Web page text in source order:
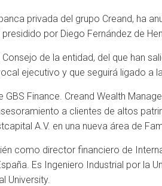
privada del grupo Creand, ha
por Diego Fernández de
de la entidad, del que han
ejecutivo y que seguirá ligado a
Finance. Creand Wealth
a clientes de altos
A.V. en una nueva área de
como director financiero de
Es Ingeniero Industrial por la
University.